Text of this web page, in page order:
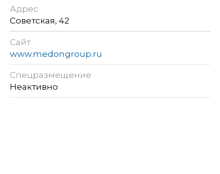
Адрес
Советская, 42
Сайт
www.medongroup.ru
Спецразмещение
Неактивно